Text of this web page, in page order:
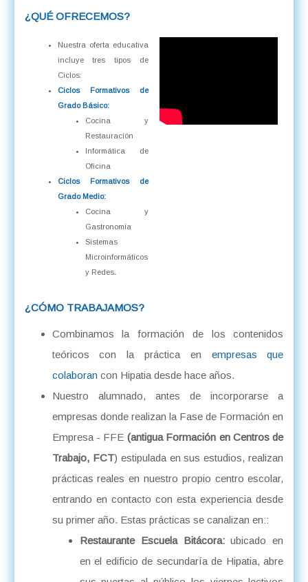
¿QUÉ OFRECEMOS?
Nuestra oferta educativa
incluye tres tipos de
Ciclos:
Ciclos Formativos de
Grado Básico:
Cocina y
Restauración
Informática de
Oficina
Ciclos Formativos de
Grado Medio:
Cocina y
Gastronomía
Sistemas
Microinformáticos
y Redes.
¿CÓMO TRABAJAMOS?
Combinamos la formación de los contenidos
teóricos con la práctica en empresas que
colaboran con Hipatia desde hace años.
Nuestro alumnado, antes de incorporarse a
empresas donde realizan la Fase de Formación en
Empresa - FFE (antigua Formación en Centros de
Trabajo, FCT) estipulada en sus estudios, realizan
prácticas reales en nuestro propio centro escolar,
entrando en contacto con esta experiencia desde
su primer año. Estas prácticas se canalizan en::
Restaurante Escuela Bitácora:ubicado en
en el edificio de secundaría de Hipatia, abre